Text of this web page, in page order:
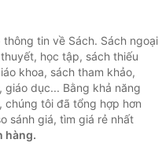
tin về Sách. Sách ngoại
học tập, sách thiếu
khoa, sách tham khảo,
dục... Bằng khả năng
tôi đã tổng hợp hơn
sánh giá, tìm giá rẻ nhất
hàng.